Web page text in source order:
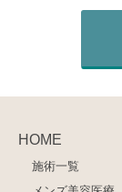
HOME
施術一覧